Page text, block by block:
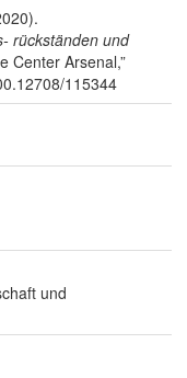
rückständen und
Center Arsenal,”
115344
und